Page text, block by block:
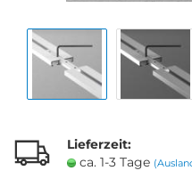
Lieferzeit:
ca. 1-3 Tage